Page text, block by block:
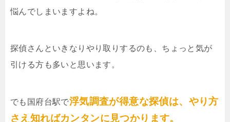
悩んでしまいますよね。
探偵さんといきなりやり取りするのも、ちょっと気が
引ける方も多いと思います。
でも国府台駅で浮気調査が得意な探偵は、やり方
さえ知ればカンタンに見つかります。